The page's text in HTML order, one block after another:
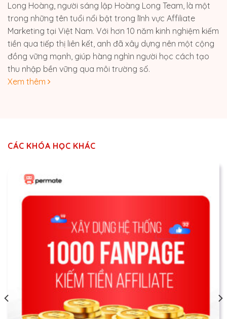
Long Hoàng, người sáng lập Hoàng Long Team, là một
trong những tên tuổi nổi bật trong lĩnh vực Affiliate
Marketing tại Việt Nam. Với hơn 10 năm kinh nghiệm kiếm
tiền qua tiếp thị liên kết, anh đã xây dựng nên một cộng
đồng vững mạnh, giúp hàng nghìn người học cách tạo
thu nhập bền vững qua môi trường số.
Xem thêm
CÁC KHÓA HỌC KHÁC